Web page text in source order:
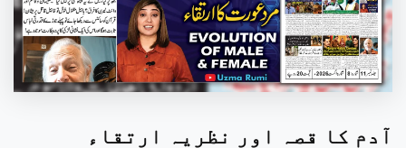
آدم کا قصہ اور نظریہ ارتقاء